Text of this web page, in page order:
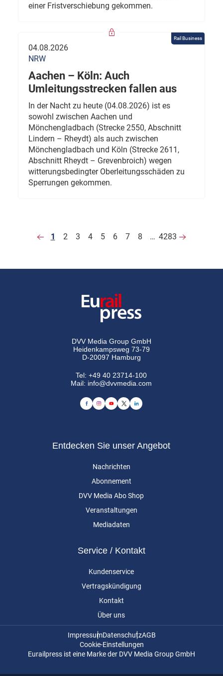
einer Fristverschiebung gekommen.
Rail Business
04.08.2026
NRW
Aachen – Köln: Auch
Umleitungsstrecken fallen aus
In der Nacht zu heute (04.08.2026) ist es
sowohl zwischen Aachen und
Mönchengladbach (Strecke 2550, Abschnitt
Lindern – Rheydt) als auch zwischen
Mönchengladbach und Köln (Strecke 2611,
Abschnitt Rheydt – Grevenbroich) wegen
witterungsbedingter Oberleitungsschäden zu
Sperrungen gekommen.
1 2 3 4 5 6 7 8 … 4283
DVV Media Group GmbH
Heidenkampsweg 73-79
D-20097 Hamburg
Tel:+49 40 23714-100
Mail: info@dvvmedia.com
Entdecken Sie unser Angebot
Nachrichten
Abonnement
DVV Media Abo Shop
Veranstaltungen
Mediadaten
Service / Kontakt
Kundenservice
Vertragskündigung
Kontakt
Über uns
ImpressumDatenschutzAGB
Cookie-Einstellungen
Eurailpress ist eine Marke der DVV Media Group GmbH